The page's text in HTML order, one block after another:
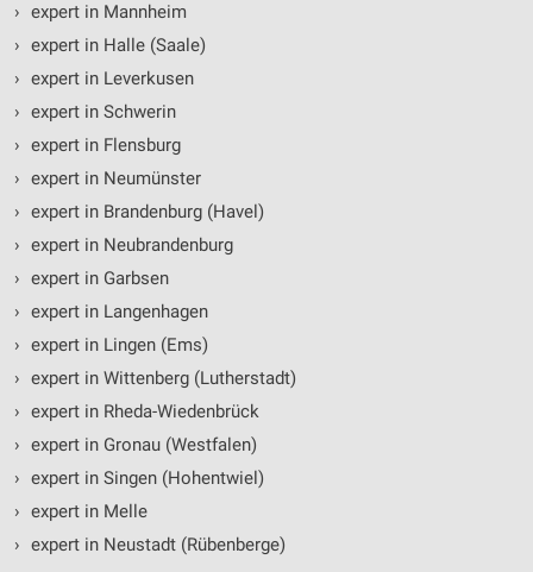
› expert in Mannheim
› expert in Halle (Saale)
› expert in Leverkusen
› expert in Schwerin
› expert in Flensburg
› expert in Neumünster
› expert in Brandenburg (Havel)
› expert in Neubrandenburg
› expert in Garbsen
› expert in Langenhagen
› expert in Lingen (Ems)
› expert in Wittenberg (Lutherstadt)
› expert in Rheda-Wiedenbrück
› expert in Gronau (Westfalen)
› expert in Singen (Hohentwiel)
› expert in Melle
› expert in Neustadt (Rübenberge)
Verwendung von Profilen zur Auswahl
Erstellung von Profilen zur Personalisierung
von Inhalten
Verwendung von Profilen zur Auswahl
personalisierter Inhalte
Messung der Werbeleistung
Messung der Performance von Inhalten
Analyse von Zielgruppen durch Statistiken oder
Kombinationen von Daten aus verschiedenen
Quellen
Entwicklung und Verbesserung der Angebote
Verwendung reduzierter Daten zur Auswahl von
Inhalten
IAB-Besonderheiten: